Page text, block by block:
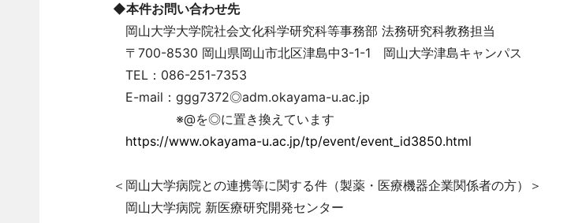
◆本件お問い合わせ先
岡山大学大学院社会文化科学研究科等事務部 法務研究科教務担当
〒700-8530 岡山県岡山市北区津島中3-1-1 岡山大学津島キャンパス
TEL：086-251-7353
E-mail：ggg7372◎adm.okayama-u.ac.jp
※@を◎に置き換えています
https://www.okayama-u.ac.jp/tp/event/event_id3850.html
＜岡山大学病院との連携等に関する件（製薬・医療機器企業関係者の方）＞
岡山大学病院 新医療研究開発センター